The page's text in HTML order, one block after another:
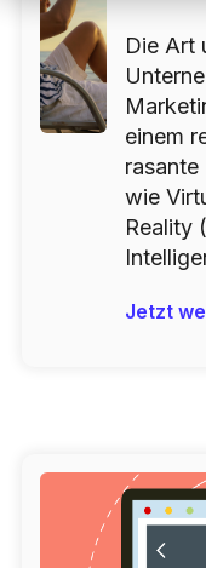
Die Art
einem
wie
Reality
Jetzt